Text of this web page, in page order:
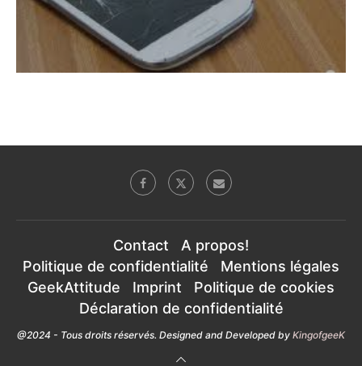
Contact
A propos!
Politique de confidentialité
Mentions légales
GeekAttitude
Imprint
Politique de cookies
Déclaration de confidentialité
@2024 - Tous droits réservés. Designed and Developed by KingofgeeK